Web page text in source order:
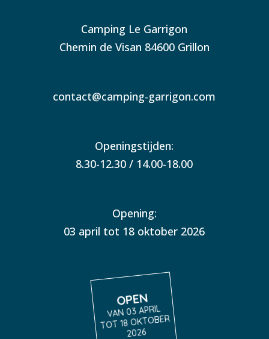
Camping Le Garrigon
Chemin de Visan 84600 Grillon
contact@camping-garrigon.com
Openingstijden:
8.30-12.30 / 14.00-18.00
Opening:
03 april tot 18 oktober 2026
OPEN
VAN 03 APRIL
TOT 18 OKTOBER
2026